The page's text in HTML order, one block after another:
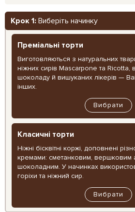
Крок 1: Виберіть начинку
Преміальні торти
Виготовляються з натуральних
ніжних сирів Mascarpone та Ricotta,
шоколаду й вишуканих лікерів —
інших.
Вибрати
Класичні торти
Ніжні бісквітні коржі, доповнені
кремами: сметанковим, вершковим
шоколадним. У начинках
горіхи та ніжний сир.
Вибрати